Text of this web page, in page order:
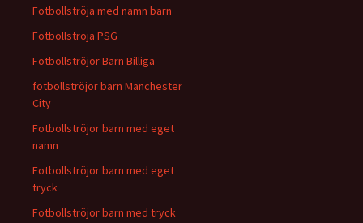
Fotbollströja med namn barn
Fotbollströja PSG
Fotbollströjor Barn Billiga
fotbollströjor barn Manchester
City
Fotbollströjor barn med eget
namn
Fotbollströjor barn med eget
tryck
Fotbollströjor barn med tryck